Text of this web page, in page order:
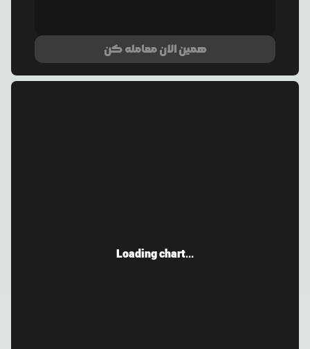
همین الان معامله کن
Loading chart...